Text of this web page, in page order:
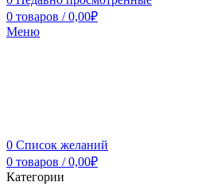
0 товаров / 0,00₽
Меню
0 Список желаний
0 товаров / 0,00₽
Категории